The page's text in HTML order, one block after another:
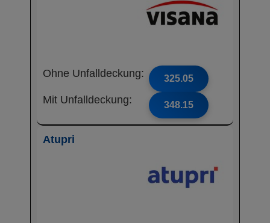
Ohne Unfalldeckung: 325.05
Mit Unfalldeckung: 348.15
Atupri